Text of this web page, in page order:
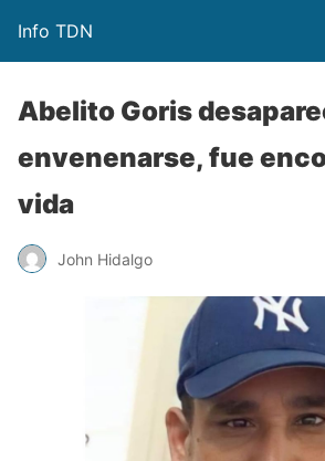
Info TDN
Abelito Goris
envenenarse, fue
vida
John Hidalgo